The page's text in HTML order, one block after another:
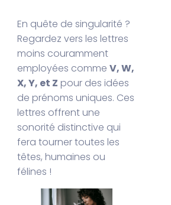
En quête de singularité ?
Regardez vers les lettres
moins couramment
employées commeV, W,
X, Y, et Z pour des idées
de prénoms uniques. Ces
lettres offrent une
sonorité distinctive qui
fera tourner toutes les
têtes, humaines ou
félines !